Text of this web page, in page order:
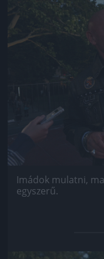
Imádok mulatni,
egyszerű.